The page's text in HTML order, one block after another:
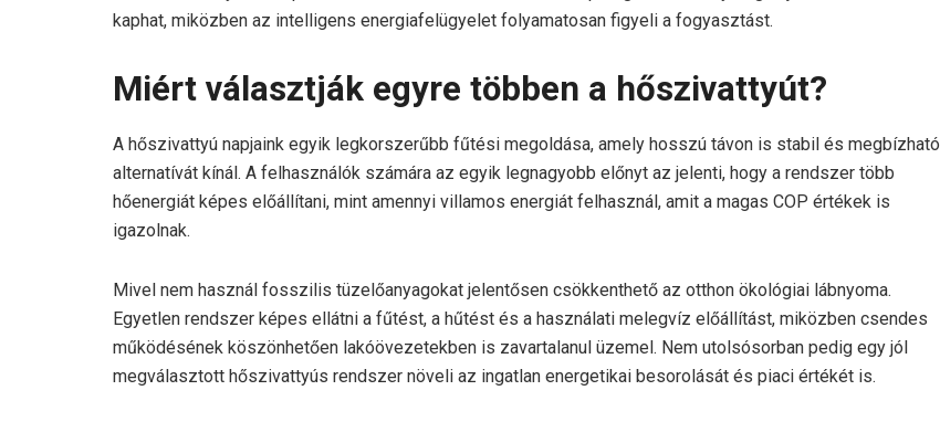
kaphat, miközben az intelligens energiafelügyelet folyamatosan figyeli a fogyasztást.
Miért választják egyre többen a hőszivattyút?
A hőszivattyú napjaink egyik legkorszerűbb fűtési megoldása, amely hosszú távon is stabil és megbízható
alternatívát kínál. A felhasználók számára az egyik legnagyobb előnyt az jelenti, hogy a rendszer több
hőenergiát képes előállítani, mint amennyi villamos energiát felhasznál, amit a magas COP értékek is
igazolnak.
Mivel nem használ fosszilis tüzelőanyagokat jelentősen csökkenthető az otthon ökológiai lábnyoma.
Egyetlen rendszer képes ellátni a fűtést, a hűtést és a használati melegvíz előállítást, miközben csendes
működésének köszönhetően lakóövezetekben is zavartalanul üzemel. Nem utolsósorban pedig egy jól
megválasztott hőszivattyús rendszer növeli az ingatlan energetikai besorolását és piaci értékét is.